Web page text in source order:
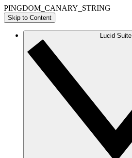
PINGDOM_CANARY_STRING
Skip to Content
Lucid Suite